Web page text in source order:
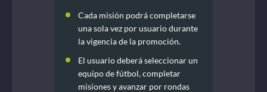
Cada misión podrá completarse
una sola vez por usuario durante
la vigencia de la promoción.
El usuario deberá seleccionar un
equipo de fútbol, completar
misiones y avanzar por rondas